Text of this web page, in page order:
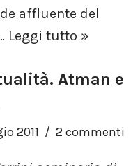
affluente del
Leggi tutto »
Atman e
2011 2 commenti